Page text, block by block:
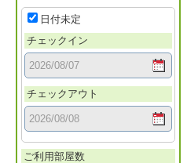
日付未定
チェックイン
チェックアウト
ご利用部屋数